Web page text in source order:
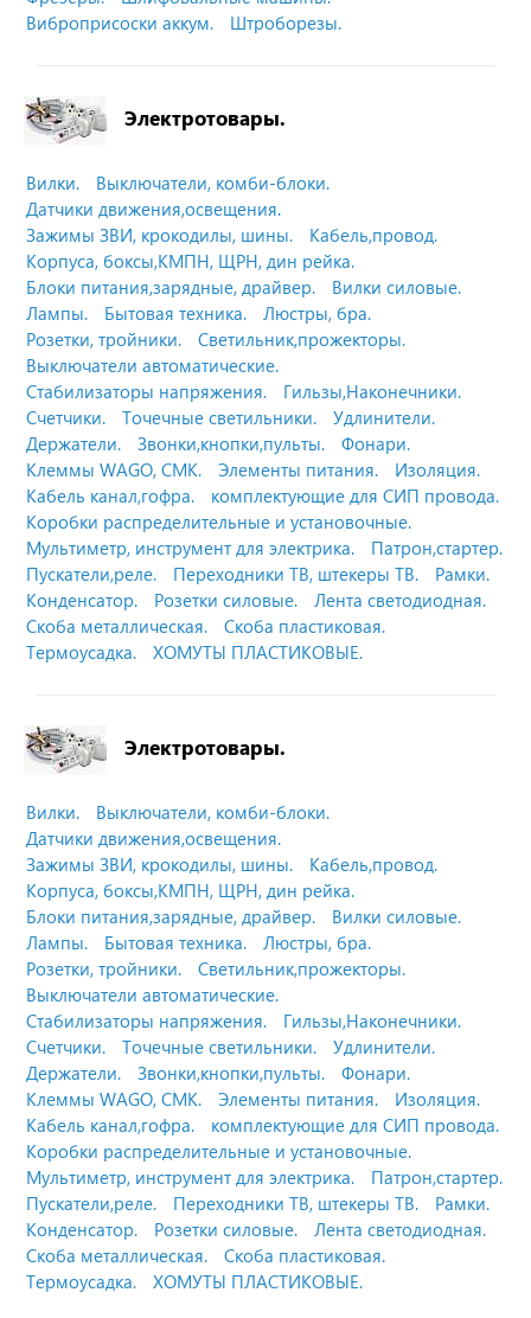
Виброприсоски аккум.
Штроборезы.
Электротовары.
Вилки.
Выключатели, комби-блоки.
Датчики движения,освещения.
Зажимы ЗВИ, крокодилы, шины.
Кабель,провод.
Корпуса, боксы,КМПН, ЩРН, дин рейка.
Блоки питания,зарядные, драйвер.
Вилки силовые.
Лампы.
Бытовая техника.
Люстры, бра.
Розетки, тройники.
Светильник,прожекторы.
Выключатели автоматические.
Стабилизаторы напряжения.
Гильзы,Наконечники.
Счетчики.
Точечные светильники.
Удлинители.
Держатели.
Звонки,кнопки,пульты.
Фонари.
Клеммы WAGO, СМК.
Элементы питания.
Изоляция.
Кабель канал,гофра.
комплектующие для СИП провода.
Коробки распределительные и установочные.
Мультиметр, инструмент для электрика.
Патрон,стартер.
Пускатели,реле.
Переходники ТВ, штекеры ТВ.
Рамки.
Конденсатор.
Розетки силовые.
Лента светодиодная.
Скоба металлическая.
Скоба пластиковая.
Термоусадка.
ХОМУТЫ ПЛАСТИКОВЫЕ.
Электротовары.
Вилки.
Выключатели, комби-блоки.
Датчики движения,освещения.
Зажимы ЗВИ, крокодилы, шины.
Кабель,провод.
Корпуса, боксы,КМПН, ЩРН, дин рейка.
Блоки питания,зарядные, драйвер.
Вилки силовые.
Лампы.
Бытовая техника.
Люстры, бра.
Розетки, тройники.
Светильник,прожекторы.
Выключатели автоматические.
Стабилизаторы напряжения.
Гильзы,Наконечники.
Счетчики.
Точечные светильники.
Удлинители.
Держатели.
Звонки,кнопки,пульты.
Фонари.
Клеммы WAGO, СМК.
Элементы питания.
Изоляция.
Кабель канал,гофра.
комплектующие для СИП провода.
Коробки распределительные и установочные.
Мультиметр, инструмент для электрика.
Патрон,стартер.
Пускатели,реле.
Переходники ТВ, штекеры ТВ.
Рамки.
Конденсатор.
Розетки силовые.
Лента светодиодная.
Скоба металлическая.
Скоба пластиковая.
Термоусадка.
ХОМУТЫ ПЛАСТИКОВЫЕ.